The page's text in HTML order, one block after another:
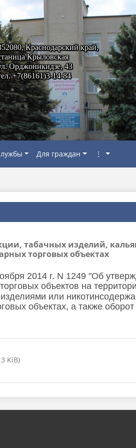
Краснодарский край,
Крыловская
Орджоникидзе, 43
+7(86161)3-14-84
Для граждан ⋮
табачных изделий,
торговых объектах
2014 г. N 1249 "Об
объектов на
или
объектах, а также
KiB)